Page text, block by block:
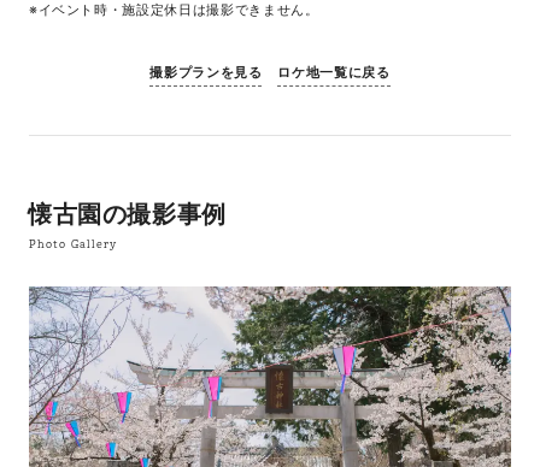
※イベント時・施設定休日は撮影できません。
撮影プランを見る ロケ地一覧に戻る
懐古園の撮影事例
Photo Gallery